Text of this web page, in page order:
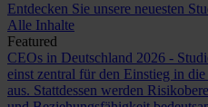
Entdecken Sie unsere neuesten
Alle Inhalte
Featured
CEOs in Deutschland 2026 -
einst zentral für den Einstieg in
aus. Stattdessen werden